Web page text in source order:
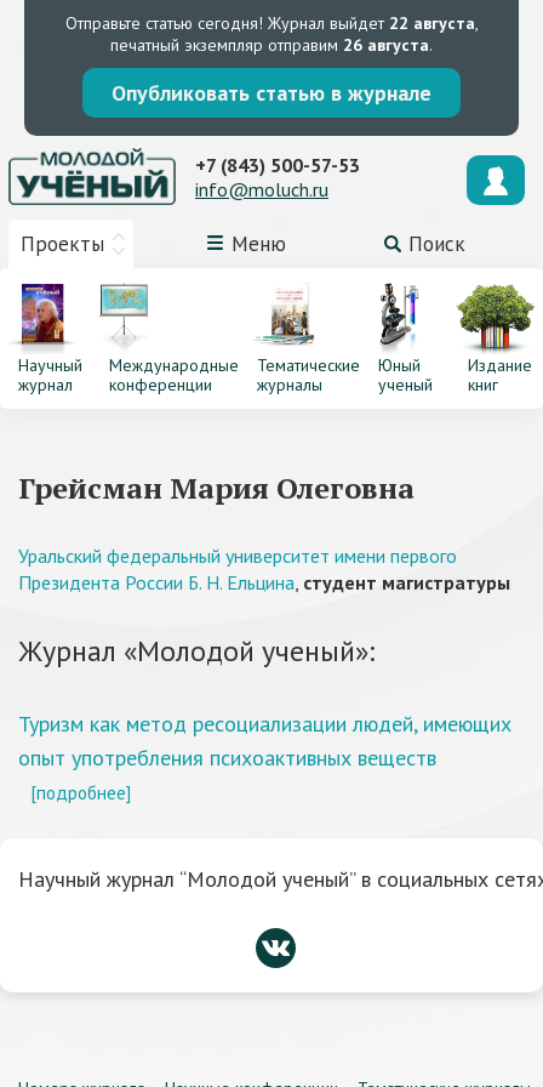
Отправьте статью сегодня! Журнал выйдет 22 августа,
печатный экземпляр отправим 26 августа.
Опубликовать статью в журнале
Проекты Меню Поиск
+7 (843) 500-57-53
info@moluch.ru
Научный
журнал
Международные
конференции
Тематические
журналы
Юный
ученый
Издание
книг
Грейсман Мария Олеговна
Уральский федеральный университет имени первого
Президента России Б. Н. Ельцина, студент магистратуры
Журнал «Молодой ученый»:
Туризм как метод ресоциализации людей, имеющих
опыт употребления психоактивных веществ
[подробнее]
Научный журнал “Молодой ученый” в социальных